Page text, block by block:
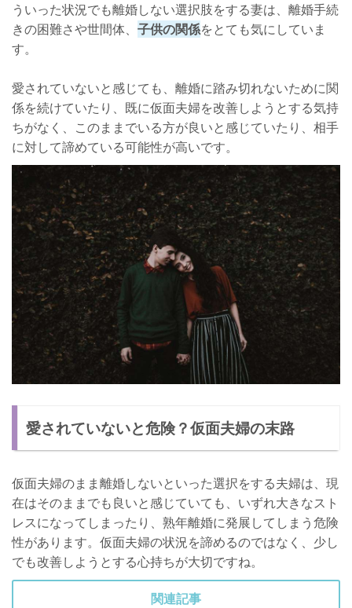
ういった状況でも離婚しない選択肢をする妻は、離婚手続
きの困難さや世間体、 子供の関係をとても気にしていま
す。
愛されていないと感じても、離婚に踏み切れないために関
係を続けていたり、既に仮面夫婦を改善しようとする気持
ちがなく、このままでいる方が良いと感じていたり、相手
に対して諦めている可能性が高いです。
愛されていないと危険？仮面夫婦の末路
仮面夫婦のまま離婚しないといった選択をする夫婦は、現
在はそのままでも良いと感じていても、いずれ大きなスト
レスになってしまったり、熟年離婚に発展してしまう危険
性があります。仮面夫婦の状況を諦めるのではなく、少し
でも改善しようとする心持ちが大切ですね。
関連記事